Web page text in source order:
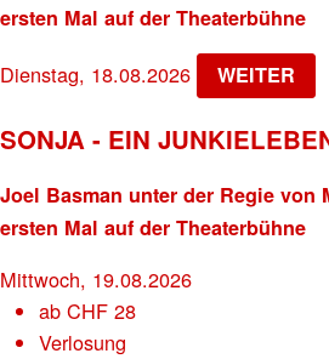
ersten Mal auf der Theaterbühne
Dienstag, 18.08.2026 WEITER
SONJA - EIN
Joel Basman unter der Regie von
ersten Mal auf der Theaterbühne
Mittwoch, 19.08.2026
abCHF 28
Verlosung